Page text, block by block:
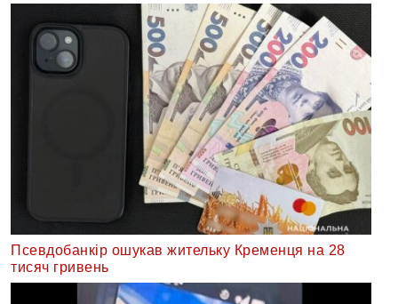
Псевдобанкір ошукав жительку Кременця на 28
тисяч гривень